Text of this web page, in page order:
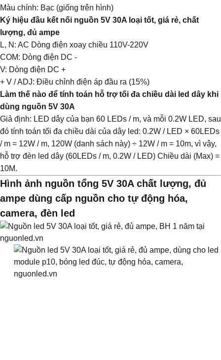
Màu chính: Bạc (giống trên hình)
Ký hiệu đầu kết nối nguồn 5V 30A loại tốt, giá rẻ, chất
lượng, đủ ampe
L, N: AC Dòng điện xoay chiều 110V-220V
COM: Dòng điện DC -
V: Dòng điện DC +
+ V / ADJ: Điều chỉnh điện áp đầu ra (15%)
Làm thế nào để tính toán hỗ trợ tối đa chiều dài led dây khi
dùng nguồn 5V 30A
Giả định: LED dây của bạn 60 LEDs / m, và mỗi 0.2W LED, sau
đó tính toán tối đa chiều dài của dây led: 0.2W / LED × 60LEDs
/ m = 12W / m, 120W (danh sách này) ÷ 12W / m = 10m, vì vậy,
hỗ trợ đèn led dây (60LEDs / m, 0.2W / LED) Chiều dài (Max) =
10M.
Hình ảnh nguồn tổng 5V 30A chất lượng, đủ
ampe dùng cấp nguồn cho tự động hóa,
camera, đèn led